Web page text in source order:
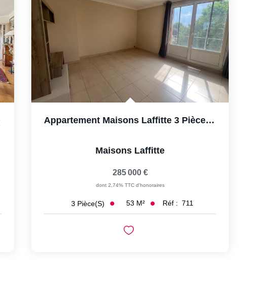
Appartement Maisons Laffitte 3 Pièce(s) 53 M2, BOX Et Cave
Maisons Laffitte
285 000 €
dont 2,74% TTC d'honoraires
3 Pièce(s) 53 M² Réf : 711